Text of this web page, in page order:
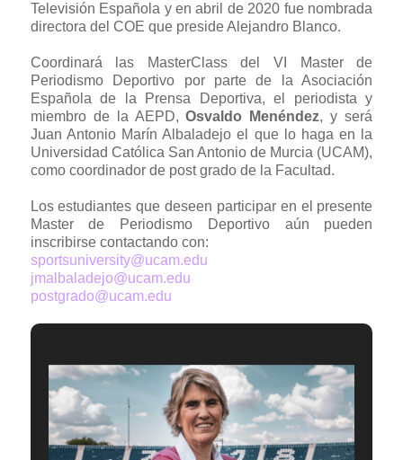
Televisión Española y en abril de 2020 fue nombrada
directora del COE que preside Alejandro Blanco.
Coordinará las MasterClass del VI Master de
Periodismo Deportivo por parte de la Asociación
Española de la Prensa Deportiva, el periodista y
miembro de la AEPD,Osvaldo Menéndez, y será
Juan Antonio Marín Albaladejo el que lo haga en la
Universidad Católica San Antonio de Murcia (UCAM),
como coordinador de post grado de la Facultad.
Los estudiantes que deseen participar en el presente
Master de Periodismo Deportivo aún pueden
inscribirse contactando con:
sportsuniversity@ucam.edu
jmalbaladejo@ucam.edu
postgrado@ucam.edu